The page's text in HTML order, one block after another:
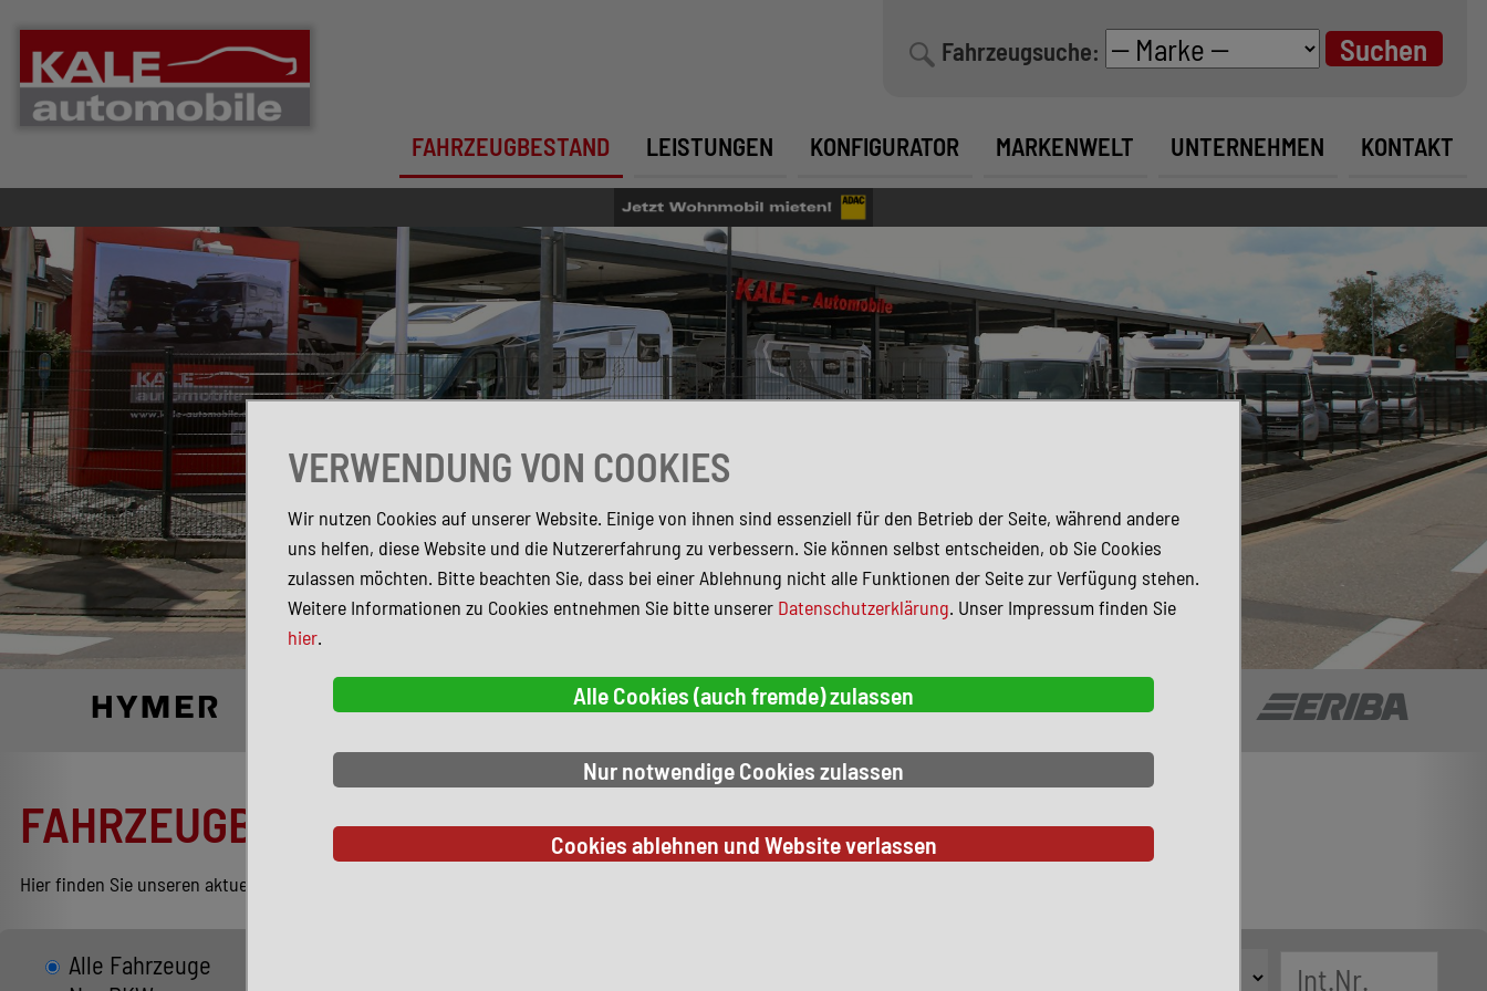
Fahrzeugsuche:
FAHRZEUGBESTAND LEISTUNGEN KONFIGURATOR MARKENWELT UNTERNEHMEN KONTAKT
FAHRZEUGBESTAND
Hier finden Sie unseren aktuellen Bestand entsprechend Ihren Suchkriterien.
Alle Fahrzeuge
VERWENDUNG VON COOKIES
Wir nutzen Cookies auf unserer Website. Einige von ihnen sind essenziell für den Betrieb der Seite, während andere
uns helfen, diese Website und die Nutzererfahrung zu verbessern. Sie können selbst entscheiden, ob Sie Cookies
zulassen möchten. Bitte beachten Sie, dass bei einer Ablehnung nicht alle Funktionen der Seite zur Verfügung stehen.
Weitere Informationen zu Cookies entnehmen Sie bitte unserer Datenschutzerklärung. Unser Impressum finden Sie
hier.